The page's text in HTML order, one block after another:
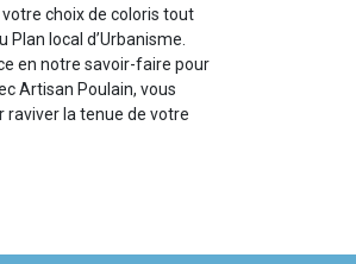
choix de coloris tout
local d’Urbanisme.
en notre savoir-faire pour
Artisan Poulain, vous
raviver la tenue de votre